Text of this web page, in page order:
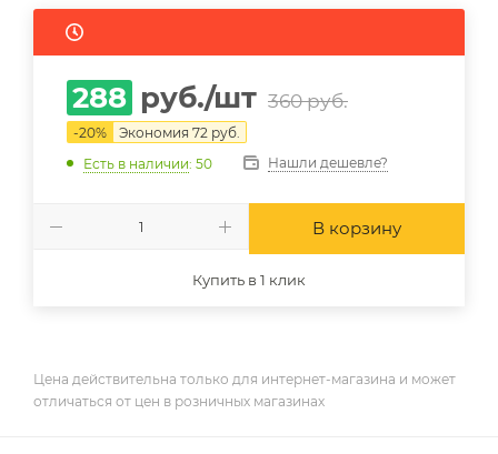
288 руб./шт 360руб.
-20% Экономия 72 руб.
Есть в наличии: 50 Нашли дешевле?
В корзину
Купить в 1 клик
Цена действительна только для интернет-магазина и может
отличаться от цен в розничных магазинах